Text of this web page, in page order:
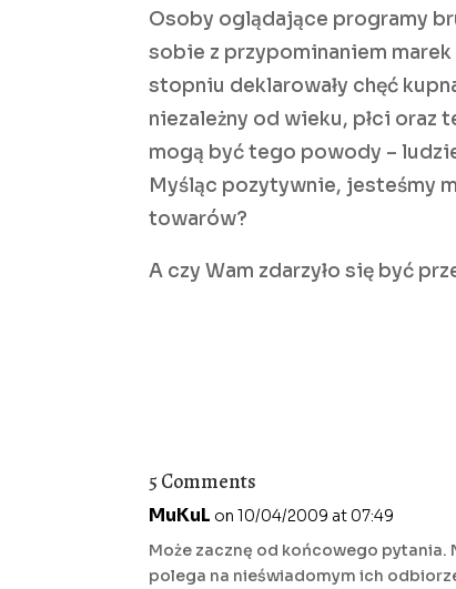
Osoby oglądające programy
sobie z przypominaniem
stopniu deklarowały chęć
niezależny od wieku, płci oraz
mogą być tego powody –
Myśląc pozytywnie, jesteśmy
towarów?
A czy Wam zdarzyło się być
5 Comments
MuKuL on 10/04/2009 at 07:49
Może zacznę od końcowego pytania.
polega na nieświadomym ich